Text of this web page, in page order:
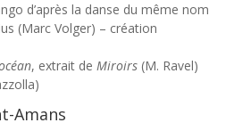
d’après la danse du même nom
(Marc Volger) – création
, extrait de Miroirs(M. Ravel)
Amans